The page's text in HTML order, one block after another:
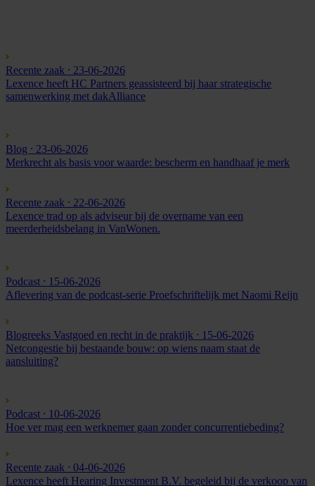
Recente zaak ⸱ 23-06-2026
Lexence heeft HC Partners geassisteerd bij haar strategische
samenwerking met dakAlliance
Blog ⸱ 23-06-2026
Merkrecht als basis voor waarde: bescherm en handhaaf je merk
Recente zaak ⸱ 22-06-2026
Lexence trad op als adviseur bij de overname van een
meerderheidsbelang in VanWonen.
Podcast ⸱ 15-06-2026
Aflevering van de podcast-serie Proefschriftelijk met Naomi Reijn
Blogreeks Vastgoed en recht in de praktijk ⸱ 15-06-2026
Netcongestie bij bestaande bouw: op wiens naam staat de
aansluiting?
Podcast ⸱ 10-06-2026
Hoe ver mag een werknemer gaan zonder concurrentiebeding?
Recente zaak ⸱ 04-06-2026
Lexence heeft Hearing Investment B.V. begeleid bij de verkoop van